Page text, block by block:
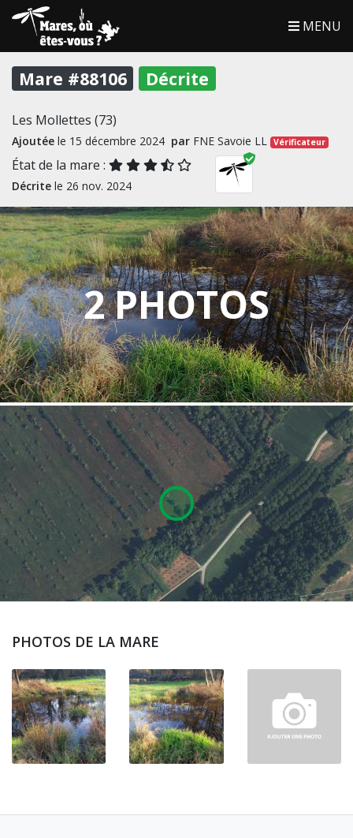
MENU
Mare #88106 Décrite
Les Mollettes (73)
Ajoutée le 15 décembre 2024 par FNE Savoie LL Vérificateur
État de la mare :
Décrite le 26 nov. 2024
2 PHOTOS
PHOTOS DE LA MARE